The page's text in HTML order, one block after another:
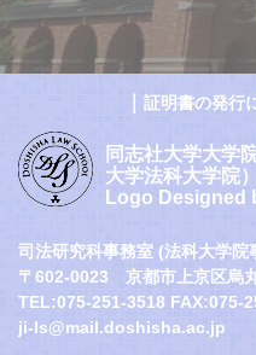
証明書の発行
同志社大学大学
大学法科大学院）
Logo Designed
司法研究科事務室 (法科大学院
〒602-0023 京都市上京区烏
TEL:075-251-3518 FAX:075-
ji-ls@mail.doshisha.ac.jp